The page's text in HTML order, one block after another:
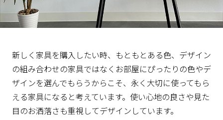
新しく家具を購入したい時、もともとある色、デザイン
の組み合わせの家具ではなくお部屋にぴったりの色やデ
ザインを選んでもらうからこそ、永く大切に使ってもら
える家具になると考えています。使い心地の良さや見た
目のお洒落さも重視してデザインしています。